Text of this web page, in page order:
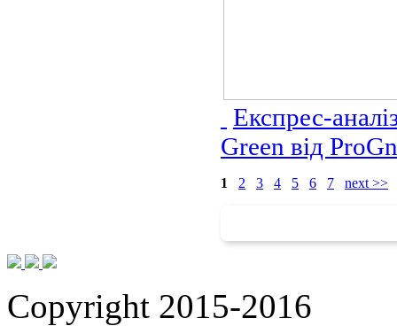
Експрес-
Green від
1 2 3 4 5 6 7 next >>
Copyright 2015-2016